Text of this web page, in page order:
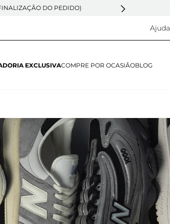
DO PEDIDO)
Ajuda
EXCLUSIVACOMPRE POR OCASIÃOBLOG